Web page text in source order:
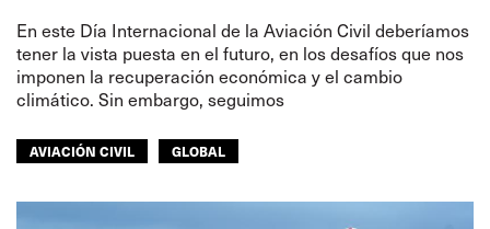
En este Día Internacional de la Aviación Civil deberíamos
tener la vista puesta en el futuro, en los desafíos que nos
imponen la recuperación económica y el cambio
climático. Sin embargo, seguimos
AVIACIÓN CIVIL GLOBAL